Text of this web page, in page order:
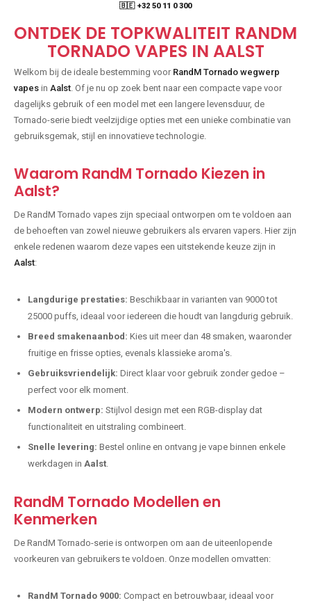
🇧🇪 +32 50 11 0 300
ONTDEK DE TOPKWALITEIT RANDM
TORNADO VAPES IN AALST
Welkom bij de ideale bestemming voor RandM Tornado wegwerp
vapes in Aalst . Of je nu op zoek bent naar een compacte vape voor
dagelijks gebruik of een model met een langere levensduur, de
Tornado-serie biedt veelzijdige opties met een unieke combinatie van
gebruiksgemak, stijl en innovatieve technologie.
Waarom RandM Tornado Kiezen in
Aalst?
De RandM Tornado vapes zijn speciaal ontworpen om te voldoen aan
de behoeften van zowel nieuwe gebruikers als ervaren vapers. Hier zijn
enkele redenen waarom deze vapes een uitstekende keuze zijn in
Aalst:
Langdurige prestaties: Beschikbaar in varianten van 9000 tot
25000 puffs, ideaal voor iedereen die houdt van langdurig gebruik.
Breed smakenaanbod: Kies uit meer dan 48 smaken, waaronder
fruitige en frisse opties, evenals klassieke aroma's.
Gebruiksvriendelijk: Direct klaar voor gebruik zonder gedoe –
perfect voor elk moment.
Modern ontwerp: Stijlvol design met een RGB-display dat
functionaliteit en uitstraling combineert.
Snelle levering: Bestel online en ontvang je vape binnen enkele
werkdagen in Aalst
RandM Tornado Modellen en
Kenmerken
De RandM Tornado-serie is ontworpen om aan de uiteenlopende
voorkeuren van gebruikers te voldoen. Onze modellen omvatten:
RandM Tornado 9000: Compact en betrouwbaar, ideaal voor